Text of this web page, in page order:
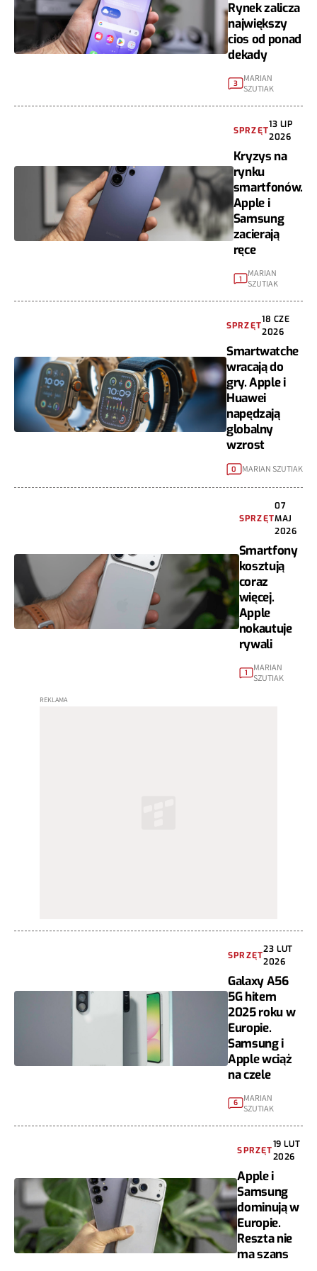
Rynek zalicza
największy
cios od ponad
dekady
3
MARIAN
SZUTIAK
SPRZĘT
13 LIP
2026
Kryzys na
rynku
smartfonów.
Apple i
Samsung
zacierają
ręce
1
MARIAN
SZUTIAK
SPRZĘT
18 CZE
2026
Smartwatche
wracają do
gry. Apple i
Huawei
napędzają
globalny
wzrost
0 MARIAN SZUTIAK
SPRZĘT
07
MAJ
2026
Smartfony
kosztują
coraz
więcej.
Apple
nokautuje
rywali
1
MARIAN
SZUTIAK
SPRZĘT
23 LUT
2026
Galaxy A56
5G hitem
2025 roku w
Europie.
Samsung i
Apple wciąż
na czele
6
MARIAN
SZUTIAK
SPRZĘT
19 LUT
2026
Apple i
Samsung
dominują w
Europie.
Reszta nie
ma szans